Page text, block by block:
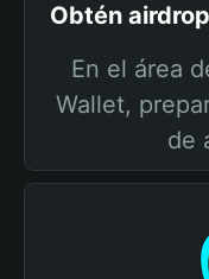
Obtén
En el área
Wallet,
de